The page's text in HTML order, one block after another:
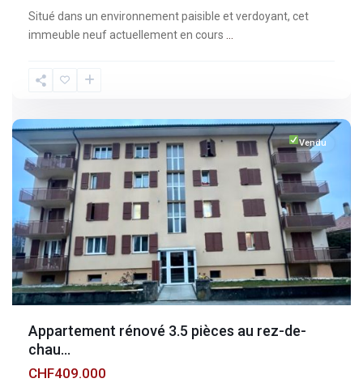
Situé dans un environnement paisible et verdoyant, cet
immeuble neuf actuellement en cours
Fribourg
Vendu
Appartement rénové 3.5 pièces au rez-de-
chau...
CHF409.000